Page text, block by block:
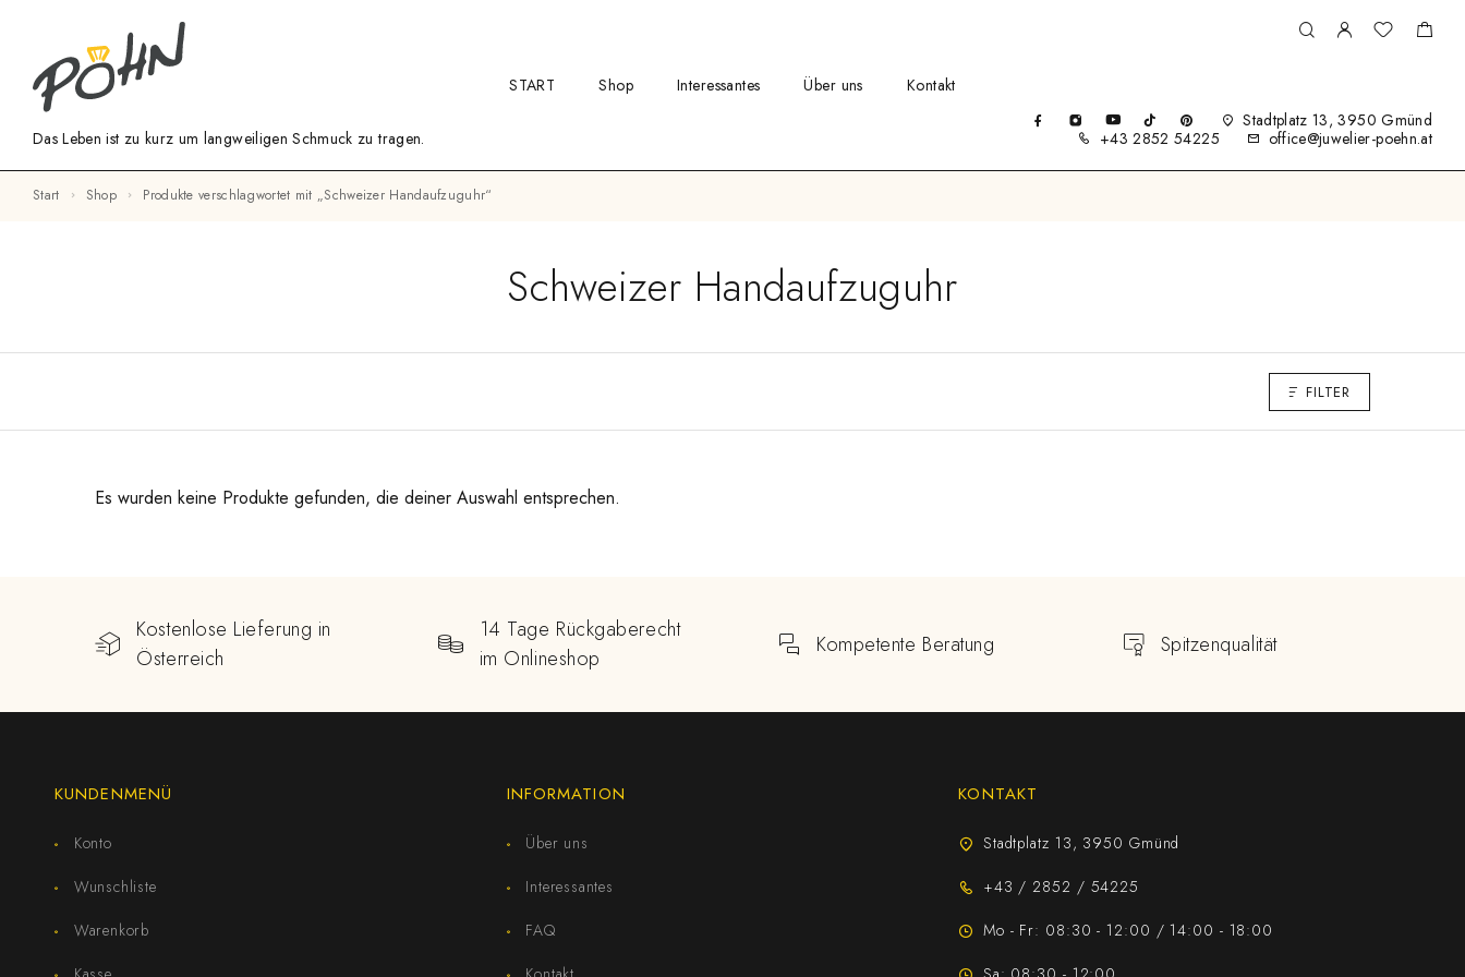
Das Leben ist zu kurz um langweiligen Schmuck zu tragen.
START Shop Interessantes Über uns
Kontakt
Stadtplatz 13, 3950 Gmünd
+43 2852 54225
office@juwelier-poehn.at
Start Shop Produkte verschlagwortet mit „Schweizer Handaufzuguhr“
Schweizer Handaufzuguhr
FILTER
Es wurden keine Produkte gefunden, die deiner Auswahl entsprechen.
Kostenlose Lieferung in
Österreich
14 Tage Rückgaberecht
im Onlineshop
Kompetente Beratung Spitzenqualität
KUNDENMENÜ
Konto
Wunschliste
Warenkorb
INFORMATION
Über uns
Interessantes
FAQ
KONTAKT
Stadtplatz 13, 3950 Gmünd
+43 / 2852 / 54225
Mo - Fr: 08:30 - 12:00 / 14:00 - 18:00